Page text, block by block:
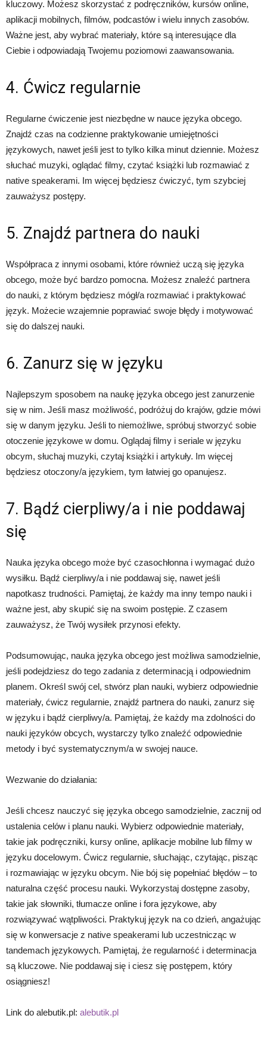
kluczowy. Możesz skorzystać z podręczników, kursów online,
aplikacji mobilnych, filmów, podcastów i wielu innych zasobów.
Ważne jest, aby wybrać materiały, które są interesujące dla
Ciebie i odpowiadają Twojemu poziomowi zaawansowania.
4. Ćwicz regularnie
Regularne ćwiczenie jest niezbędne w nauce języka obcego.
Znajdź czas na codzienne praktykowanie umiejętności
językowych, nawet jeśli jest to tylko kilka minut dziennie. Możesz
słuchać muzyki, oglądać filmy, czytać książki lub rozmawiać z
native speakerami. Im więcej będziesz ćwiczyć, tym szybciej
zauważysz postępy.
5. Znajdź partnera do nauki
Współpraca z innymi osobami, które również uczą się języka
obcego, może być bardzo pomocna. Możesz znaleźć partnera
do nauki, z którym będziesz mógł/a rozmawiać i praktykować
język. Możecie wzajemnie poprawiać swoje błędy i motywować
się do dalszej nauki.
6. Zanurz się w języku
Najlepszym sposobem na naukę języka obcego jest zanurzenie
się w nim. Jeśli masz możliwość, podróżuj do krajów, gdzie mówi
się w danym języku. Jeśli to niemożliwe, spróbuj stworzyć sobie
otoczenie językowe w domu. Oglądaj filmy i seriale w języku
obcym, słuchaj muzyki, czytaj książki i artykuły. Im więcej
będziesz otoczony/a językiem, tym łatwiej go opanujesz.
7. Bądź cierpliwy/a i nie poddawaj
się
Nauka języka obcego może być czasochłonna i wymagać dużo
wysiłku. Bądź cierpliwy/a i nie poddawaj się, nawet jeśli
napotkasz trudności. Pamiętaj, że każdy ma inny tempo nauki i
ważne jest, aby skupić się na swoim postępie. Z czasem
zauważysz, że Twój wysiłek przynosi efekty.
Podsumowując, nauka języka obcego jest możliwa samodzielnie,
jeśli podejdziesz do tego zadania z determinacją i odpowiednim
planem. Określ swój cel, stwórz plan nauki, wybierz odpowiednie
materiały, ćwicz regularnie, znajdź partnera do nauki, zanurz się
w języku i bądź cierpliwy/a. Pamiętaj, że każdy ma zdolności do
nauki języków obcych, wystarczy tylko znaleźć odpowiednie
metody i być systematycznym/a w swojej nauce.
Wezwanie do działania:
Jeśli chcesz nauczyć się języka obcego samodzielnie, zacznij od
ustalenia celów i planu nauki. Wybierz odpowiednie materiały,
takie jak podręczniki, kursy online, aplikacje mobilne lub filmy w
języku docelowym. Ćwicz regularnie, słuchając, czytając, pisząc
i rozmawiając w języku obcym. Nie bój się popełniać błędów – to
naturalna część procesu nauki. Wykorzystaj dostępne zasoby,
takie jak słowniki, tłumacze online i fora językowe, aby
rozwiązywać wątpliwości. Praktykuj język na co dzień, angażując
się w konwersacje z native speakerami lub uczestnicząc w
tandemach językowych. Pamiętaj, że regularność i determinacja
są kluczowe. Nie poddawaj się i ciesz się postępem, który
osiągniesz!
Link do alebutik.pl: alebutik.pl